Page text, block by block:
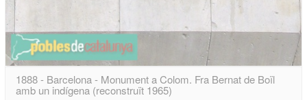
1888 - Barcelona - Monument a Colom. Fra Bernat de Boïl
amb un indígena (reconstruït 1965)